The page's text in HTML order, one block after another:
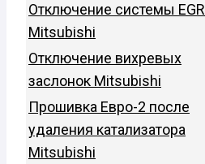
Отключение системы EGR
Mitsubishi
Отключение вихревых
заслонок Mitsubishi
Прошивка Евро-2 после
удаления катализатора
Mitsubishi